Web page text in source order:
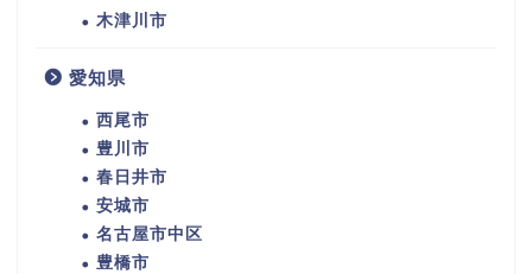
木津川市
愛知県
西尾市
豊川市
春日井市
安城市
名古屋市中区
豊橋市